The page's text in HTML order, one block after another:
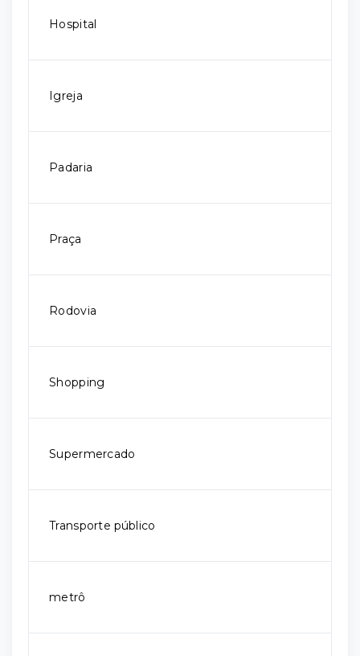
Hospital
Igreja
Padaria
Praça
Rodovia
Shopping
Supermercado
Transporte público
metrô